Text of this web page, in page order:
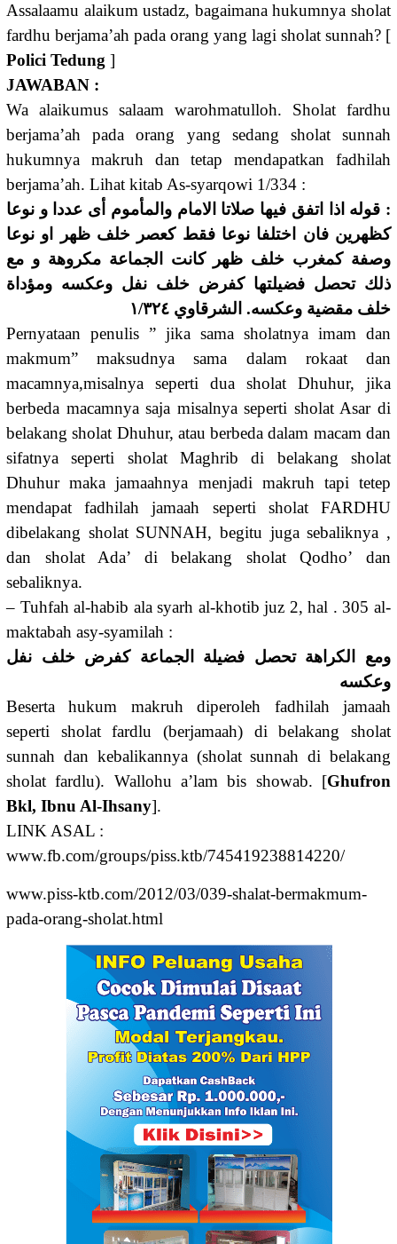
Assalaamu alaikum ustadz, bagaimana hukumnya sholat
fardhu berjama’ah pada orang yang lagi sholat sunnah? [
Polici Tedung ]
JAWABAN :
Wa alaikumus salaam warohmatulloh. Sholat fardhu
berjama’ah pada orang yang sedang sholat sunnah
hukumnya makruh dan tetap mendapatkan fadhilah
berjama’ah. Lihat kitab As-syarqowi 1/334 :
: قوله اذا اتفق فيها صلاتا الامام والمأموم أى عددا و نوعا
كظهرين فان اختلفا نوعا فقط كعصر خلف ظهر او نوعا
وصفة كمغرب خلف ظهر كانت الجماعة مكروهة و مع
ذلك تحصل فضيلتها كفرض خلف نفل وعكسه ومؤداة
خلف مقضية وعكسه. الشرقاوي ١/٣٢٤
Pernyataan penulis ” jika sama sholatnya imam dan
makmum” maksudnya sama dalam rokaat dan
macamnya,misalnya seperti dua sholat Dhuhur, jika
berbeda macamnya saja misalnya seperti sholat Asar di
belakang sholat Dhuhur, atau berbeda dalam macam dan
sifatnya seperti sholat Maghrib di belakang sholat
Dhuhur maka jamaahnya menjadi makruh tapi tetep
mendapat fadhilah jamaah seperti sholat FARDHU
dibelakang sholat SUNNAH, begitu juga sebaliknya ,
dan sholat Ada’ di belakang sholat Qodho’ dan
sebaliknya.
– Tuhfah al-habib ala syarh al-khotib juz 2, hal . 305 al-
maktabah asy-syamilah :
ومع الكراهة تحصل فضيلة الجماعة كفرض خلف نفل
وعكسه
Beserta hukum makruh diperoleh fadhilah jamaah
seperti sholat fardlu (berjamaah) di belakang sholat
sunnah dan kebalikannya (sholat sunnah di belakang
sholat fardlu). Wallohu a’lam bis showab. [Ghufron
Bkl, Ibnu Al-Ihsany].
LINK ASAL :
www.fb.com/groups/piss.ktb/745419238814220/
www.piss-ktb.com/2012/03/039-shalat-bermakmum-
pada-orang-sholat.html